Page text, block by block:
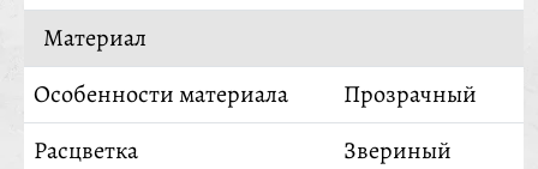
Материал
Особенности материала
Прозрачный
Расцветка
Звериный